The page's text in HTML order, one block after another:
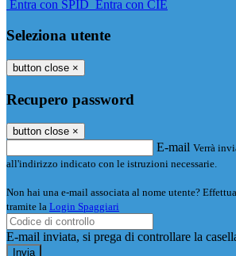
Entra con SPID Entra con CIE
Seleziona utente
button close ×
Recupero password
button close ×
E-mail Verrà
all'indirizzo indicato con le istruzioni necessarie.
Non hai una e-mail associata al nome utente?
tramite la Login Spaggiari
E-mail inviata, si prega di controllare la